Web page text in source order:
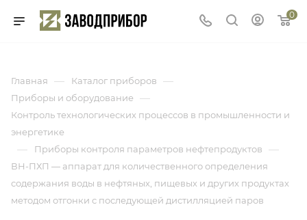
0
Главная — Каталог приборов —
Приборы и оборудование —
Контроль технологических процессов в промышленности и
энергетике
— Приборы контроля параметров нефтепродуктов —
ВН-ПХП — аппарат для количественного определения
содержания воды в нефтяных, пищевых и других продуктах
методом отгонки с последующей дистилляцией паров